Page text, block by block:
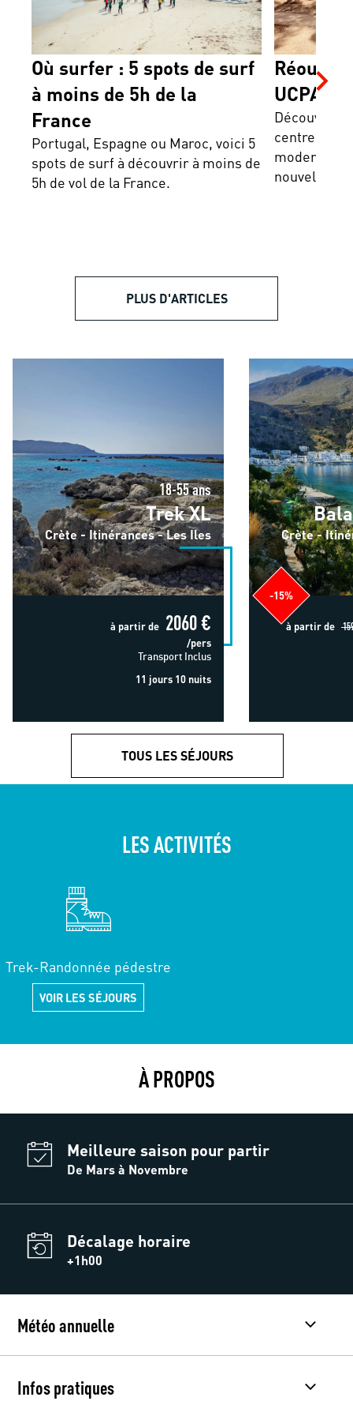
Où surfer : 5 spots de surf
à moins de 5h de la
France
Portugal, Espagne ou Maroc, voici 5
spots de surf à découvrir à moins de
5h de vol de la France.
UCPA
Découvre
centre
modernité
nouvelle
PLUS D'ARTICLES
18-55 ans
Trek XL
Crète - Itinérances - Les Iles
à partir de 2060 €
/pers
Transport Inclus
11 jours 10 nuits
Balade crétoise
Crète -
-15%
à partir de
TOUS LES SÉJOURS
LES ACTIVITÉS
Trek-Randonnée pédestre
VOIR LES SÉJOURS
À PROPOS
Meilleure saison pour partir
De Mars à Novembre
Décalage horaire
+1h00
Météo annuelle
Infos pratiques